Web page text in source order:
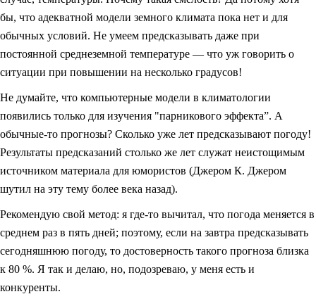
бы, что адекватной модели земного климата пока нет и для
обычных условий. Не умеем предсказывать даже при
постоянной среднеземной температуре — что уж говорить о
ситуации при повышении на несколько градусов!
Не думайте, что компьютерные модели в климатологии
появились только для изучения "парникового эффекта”. А
обычные-то прогнозы? Сколько уже лет предсказывают погоду!
Результаты предсказаний столько же лет служат неистощимым
источником материала для юмористов (Джером К. Джером
шутил на эту тему более века назад).
Рекомендую свой метод: я где-то вычитал, что погода меняется в
среднем раз в пять дней; поэтому, если на завтра предсказывать
сегодняшнюю погоду, то достоверность такого прогноза близка
к 80 %. Я так и делаю, но, подозреваю, у меня есть и
конкуренты.